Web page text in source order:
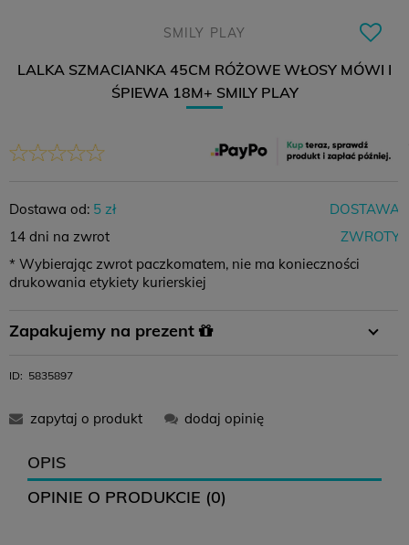
SMILY PLAY
LALKA SZMACIANKA 45CM RÓŻOWE WŁOSY MÓWI I
ŚPIEWA 18M+ SMILY PLAY
Dostawa od: 5 zł
DOSTAWA
14 dni na zwrot
ZWROTY
* Wybierając zwrot paczkomatem, nie ma konieczności
drukowania etykiety kurierskiej
Płatność za
12,99 zł
Zapakujemy na prezent
ID: 5835897
zapytaj o produkt dodaj opinię
OPIS
OPINIE O PRODUKCIE (0)